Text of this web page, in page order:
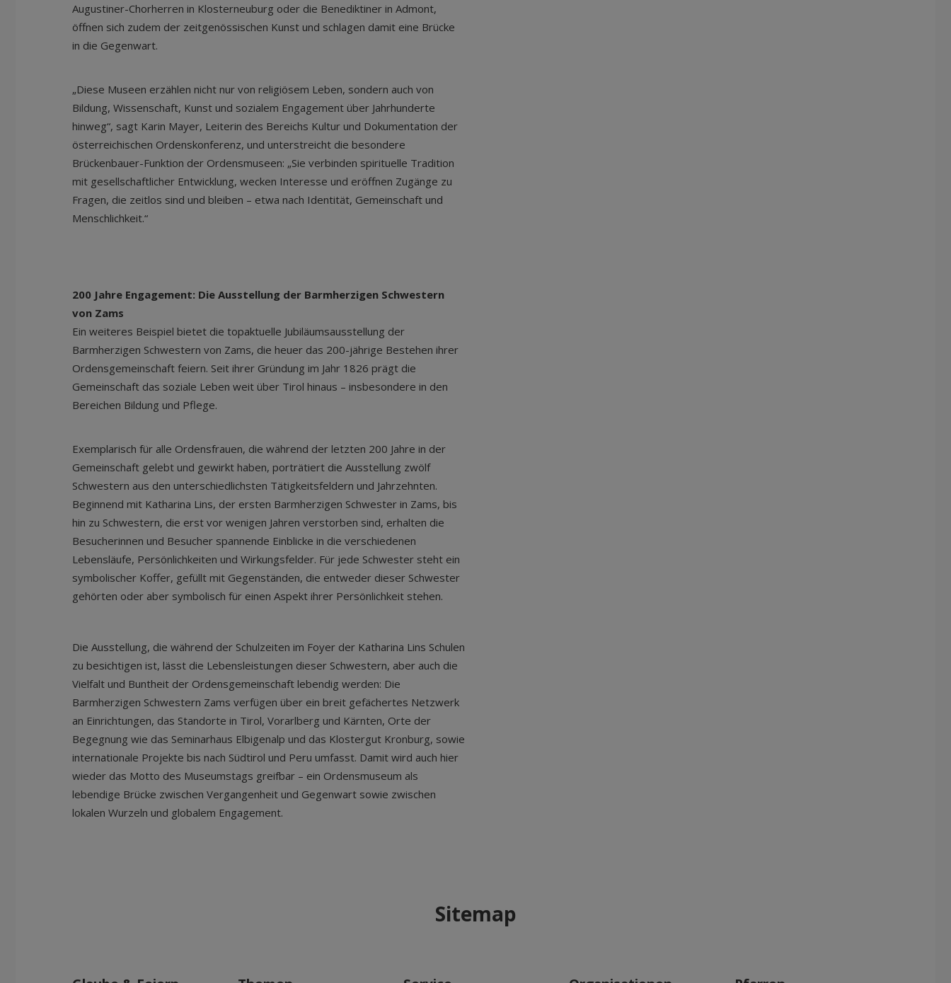
Augustiner-Chorherren in Klosterneuburg oder die Benediktiner in Admont,
öffnen sich zudem der zeitgenössischen Kunst und schlagen damit eine Brücke
in die Gegenwart.
„Diese Museen erzählen nicht nur von religiösem Leben, sondern auch von
Bildung, Wissenschaft, Kunst und sozialem Engagement über Jahrhunderte
hinweg“, sagt Karin Mayer, Leiterin des Bereichs Kultur und Dokumentation der
österreichischen Ordenskonferenz, und unterstreicht die besondere
Brückenbauer-Funktion der Ordensmuseen: „Sie verbinden spirituelle Tradition
mit gesellschaftlicher Entwicklung, wecken Interesse und eröffnen Zugänge zu
Fragen, die zeitlos sind und bleiben – etwa nach Identität, Gemeinschaft und
Menschlichkeit.“
200 Jahre Engagement: Die Ausstellung der Barmherzigen Schwestern
von Zams
Ein weiteres Beispiel bietet die topaktuelle Jubiläumsausstellung der
Barmherzigen Schwestern von Zams, die heuer das 200-jährige Bestehen ihrer
Ordensgemeinschaft feiern. Seit ihrer Gründung im Jahr 1826 prägt die
Gemeinschaft das soziale Leben weit über Tirol hinaus – insbesondere in den
Bereichen Bildung und Pflege.
Exemplarisch für alle Ordensfrauen, die während der letzten 200 Jahre in der
Gemeinschaft gelebt und gewirkt haben, porträtiert die Ausstellung zwölf
Schwestern aus den unterschiedlichsten Tätigkeitsfeldern und Jahrzehnten.
Beginnend mit Katharina Lins, der ersten Barmherzigen Schwester in Zams, bis
hin zu Schwestern, die erst vor wenigen Jahren verstorben sind, erhalten die
Besucherinnen und Besucher spannende Einblicke in die verschiedenen
Lebensläufe, Persönlichkeiten und Wirkungsfelder. Für jede Schwester steht ein
symbolischer Koffer, gefüllt mit Gegenständen, die entweder dieser Schwester
gehörten oder aber symbolisch für einen Aspekt ihrer Persönlichkeit stehen.
Die Ausstellung, die während der Schulzeiten im Foyer der Katharina Lins Schulen
zu besichtigen ist, lässt die Lebensleistungen dieser Schwestern, aber auch die
Vielfalt und Buntheit der Ordensgemeinschaft lebendig werden: Die
Barmherzigen Schwestern Zams verfügen über ein breit gefächertes Netzwerk
an Einrichtungen, das Standorte in Tirol, Vorarlberg und Kärnten, Orte der
Begegnung wie das Seminarhaus Elbigenalp und das Klostergut Kronburg, sowie
internationale Projekte bis nach Südtirol und Peru umfasst. Damit wird auch hier
wieder das Motto des Museumstags greifbar – ein Ordensmuseum als
lebendige Brücke zwischen Vergangenheit und Gegenwart sowie zwischen
lokalen Wurzeln und globalem Engagement.
Sitemap